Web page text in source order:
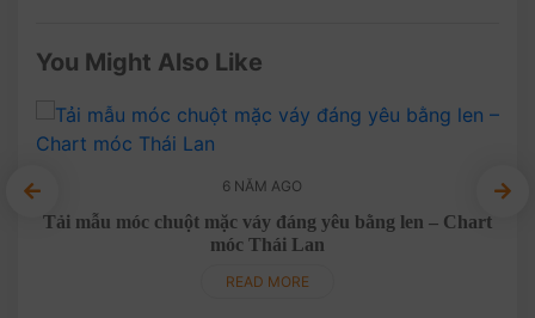
You Might Also Like
6 NĂM AGO
Tải mẫu móc chuột mặc váy đáng yêu bằng len – Chart
móc Thái Lan
READ MORE